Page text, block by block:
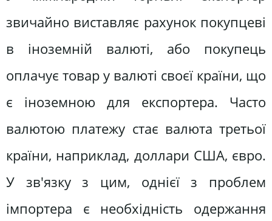
звичайно виставляє рахунок покупцеві
в іноземній валюті, або покупець
оплачує товар у валюті своєї країни, що
є іноземною для експортера. Часто
валютою платежу стає валюта третьої
країни, наприклад, доллари США, євро.
У зв'язку з цим, однієї з проблем
імпортера є необхідність одержання